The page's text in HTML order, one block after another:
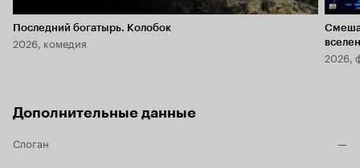
Последний богатырь. Колобок
2026, комедия
2026,
Дополнительные данные
Слоган —